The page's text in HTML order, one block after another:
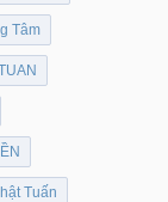
Tâm
Tuấn